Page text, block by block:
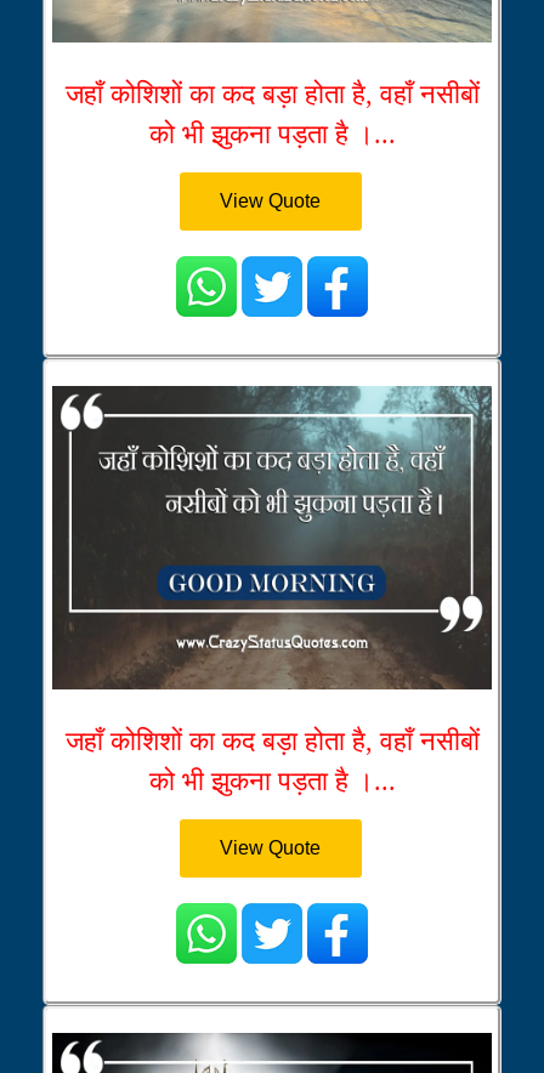
जहाँ कोशिशों का कद बड़ा होता है, वहाँ नसीबों
को भी झुकना पड़ता है ।...
View Quote
जहाँ कोशिशों का कद बड़ा होता है, वहाँ नसीबों
को भी झुकना पड़ता है ।...
View Quote